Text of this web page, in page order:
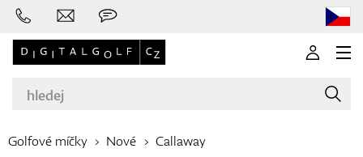
Golfové míčky Nové Callaway